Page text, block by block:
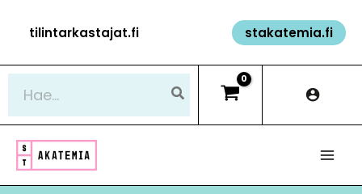
sisältöön
tilintarkastajat.fi stakatemia.fi